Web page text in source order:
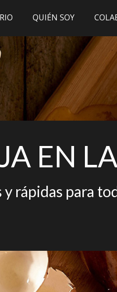
QUIÉN SOY
EN
y rápidas para